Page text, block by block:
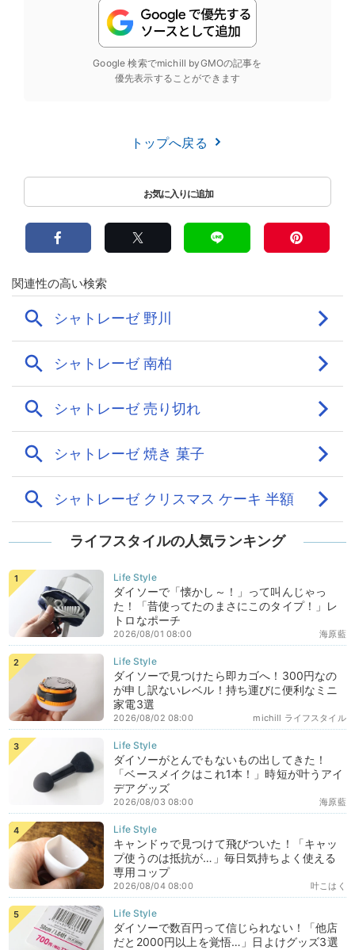
Google 検索でmichill byGMOの記事を
優先表示することができます
トップへ戻る
ライフスタイルの人気ランキング
ダイソーで「懐かし～！」って叫んじゃっ
た！「昔使ってたのまさにこのタイプ！」レ
トロなポーチ
海原藍
2026/08/01 08:00
ダイソーで見つけたら即カゴへ！300円なの
が申し訳ないレベル！持ち運びに便利なミニ
家電3選
michill ライフスタイル
2026/08/02 08:00
ダイソーがとんでもないもの出してきた！
「ベースメイクはこれ1本！」時短が叶うアイ
デアグッズ
海原藍
2026/08/03 08:00
キャンドゥで見つけて飛びついた！「キャッ
プ使うのは抵抗が…」毎日気持ちよく使える
専用コップ
叶こはく
2026/08/04 08:00
ダイソーで数百円って信じられない！「他店
だと2000円以上を覚悟…」日よけグッズ3選